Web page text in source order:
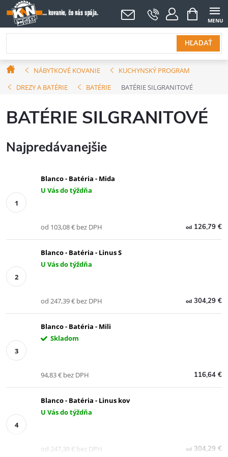
Prejsť
na
obsah
HĽADAŤ
NÁKUPNÝ
KOŠÍK
DomovNÁBYTKOVÉ KOVANIE
KUCHYNSKÝ PROGRAM
DREZY A BATÉRIE
BATÉRIE BATÉRIE SILGRANITOVÉ
BATÉRIE SILGRANITOVÉ
Najpredávanejšie
Blanco - Batéria - Mida
U Vás do týždňa
od126,79 €
od 103,08 € bez DPH
Blanco - Batéria - Linus S
U Vás do týždňa
od304,29 €
od 247,39 € bez DPH
Blanco - Batéria - Mili
Skladom
116,64 €
94,83 € bez DPH
Blanco - Batéria - Linus kov
U Vás do týždňa
od304,29 €
od 247,39 € bez DPH